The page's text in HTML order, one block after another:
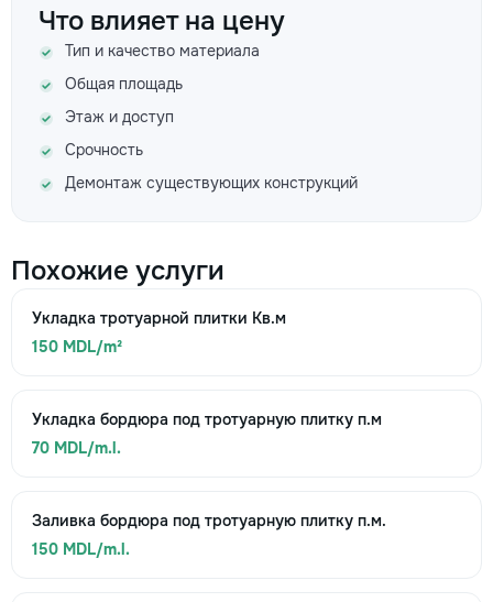
Что влияет на цену
Тип и качество материала
Общая площадь
Этаж и доступ
Срочность
Демонтаж существующих конструкций
Похожие услуги
Укладка тротуарной плитки Кв.м
150 MDL/m²
Укладка бордюра под тротуарную плитку п.м
70 MDL/m.l.
Заливка бордюра под тротуарную плитку п.м.
150 MDL/m.l.